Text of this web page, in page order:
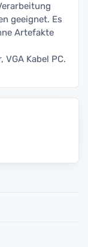
geeignet. Es
Artefakte
VGA Kabel PC.